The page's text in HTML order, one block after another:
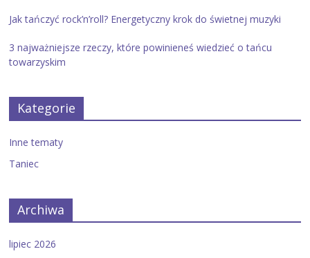
Jak tańczyć rock’n’roll? Energetyczny krok do świetnej muzyki
3 najważniejsze rzeczy, które powinieneś wiedzieć o tańcu
towarzyskim
Kategorie
Inne tematy
Taniec
Archiwa
lipiec 2026